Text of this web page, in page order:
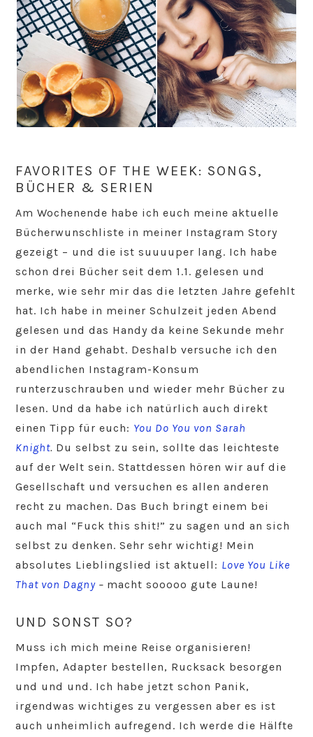
FAVORITES OF THE WEEK: SONGS,
BÜCHER & SERIEN
Am Wochenende habe ich euch meine aktuelle
Bücherwunschliste in meiner Instagram Story
gezeigt – und die ist suuuuper lang. Ich habe
schon drei Bücher seit dem 1.1. gelesen und
merke, wie sehr mir das die letzten Jahre gefehlt
hat. Ich habe in meiner Schulzeit jeden Abend
gelesen und das Handy da keine Sekunde mehr
in der Hand gehabt. Deshalb versuche ich den
abendlichen Instagram-Konsum
runterzuschrauben und wieder mehr Bücher zu
lesen. Und da habe ich natürlich auch direkt
einen Tipp für euch: You Do You von Sarah
Knight. Du selbst zu sein, sollte das leichteste
auf der Welt sein. Stattdessen hören wir auf die
Gesellschaft und versuchen es allen anderen
recht zu machen. Das Buch bringt einem bei
auch mal “Fuck this shit!” zu sagen und an sich
selbst zu denken. Sehr sehr wichtig! Mein
absolutes Lieblingslied ist aktuell: Love You Like
That von Dagny – macht sooooo gute Laune!
UND SONST SO?
Muss ich mich meine Reise organisieren!
Impfen, Adapter bestellen, Rucksack besorgen
und und und. Ich habe jetzt schon Panik,
irgendwas wichtiges zu vergessen aber es ist
auch unheimlich aufregend. Ich werde die Hälfte